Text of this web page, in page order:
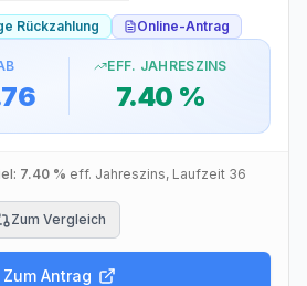
Rückzahlung Online-Antrag
EFF. JAHRESZINS
7.40 %
7.40 % eff. Jahreszins, Laufzeit 36
Zum Vergleich
Zum Antrag